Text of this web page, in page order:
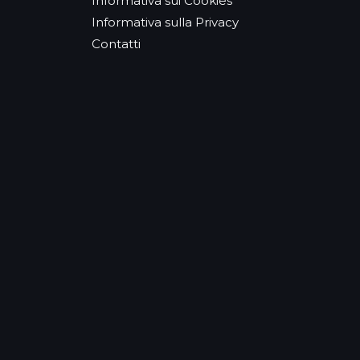
Informativa sulla Privacy
Contatti